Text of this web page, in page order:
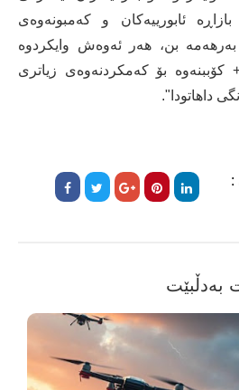
ئابورییەکان و کەمبونەوەی
بن، هەر ئەوەش وایکردوە
کۆببنەوە بۆ کەمکردنەوەی زیاتری
داهاتودا".
:
بەدڵبێت